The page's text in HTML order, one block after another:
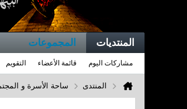
المنتديات المجموعات
مشاركات اليوم قائمة الأعضاء التقويم
المنتدى ساحة الأسرة و